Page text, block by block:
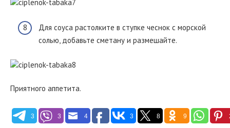
Для соуса растолките в ступке чеснок с морской
солью, добавьте сметану и размешайте.
Приятного аппетита.
3 3 4 3 8 9